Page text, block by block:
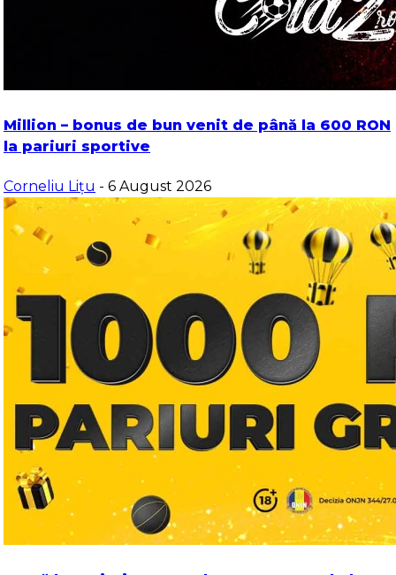
Million – bonus de bun venit de până la 600 RON
la pariuri sportive
Corneliu Lițu - 6 August 2026